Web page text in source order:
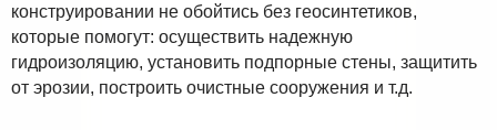
конструировании не обойтись без геосинтетиков,
которые помогут: осуществить надежную
гидроизоляцию, установить подпорные стены, защитить
от эрозии, построить очистные сооружения и т.д.